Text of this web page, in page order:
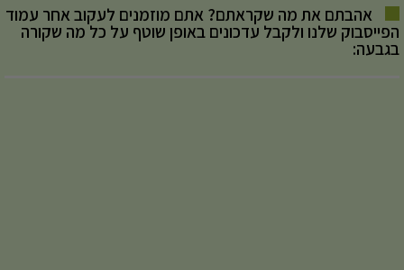
אהבתם את מה שקראתם? אתם מוזמנים לעקוב אחר עמוד
הפייסבוק שלנו ולקבל עדכונים באופן שוטף על כל מה שקורה
בגבעה: